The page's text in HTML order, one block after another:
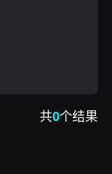
共0个结果